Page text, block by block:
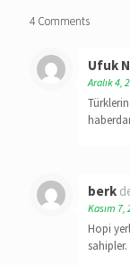
4 Comments
Ufuk
Aralık 4,
berk
Kasım 7,
Hopi
sahipler.